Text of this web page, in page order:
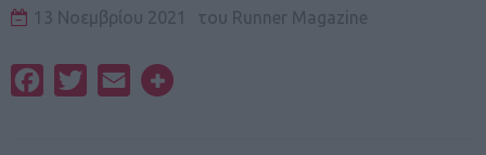
13 Νοεμβρίου 2021 του Runner Magazine
FacebookTwitterEmail